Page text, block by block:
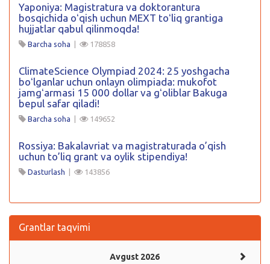
Yaponiya: Magistratura va doktorantura
bosqichida oʻqish uchun MEXT toʻliq grantiga
hujjatlar qabul qilinmoqda!
Barcha soha | 178858
ClimateScience Olympiad 2024: 25 yoshgacha
boʻlganlar uchun onlayn olimpiada: mukofot
jamgʻarmasi 15 000 dollar va gʻoliblar Bakuga
bepul safar qiladi!
Barcha soha | 149652
Rossiya: Bakalavriat va magistraturada o’qish
uchun to’liq grant va oylik stipendiya!
Dasturlash | 143856
Grantlar taqvimi
Avgust 2026